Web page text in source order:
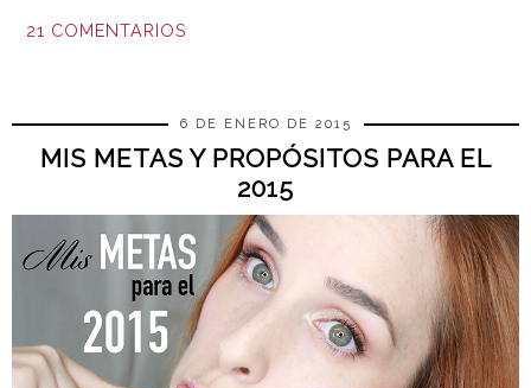
21 COMENTARIOS
6 DE ENERO DE 2015
MIS METAS Y PROPÓSITOS PARA EL
2015